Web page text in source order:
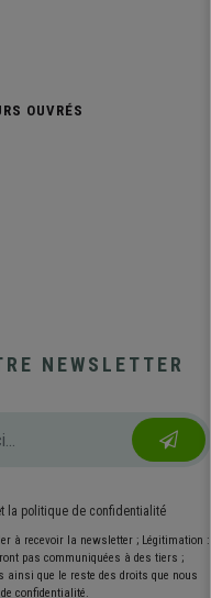
OUVRÉS
NEWSLETTER
la politique de confidentialité
à recevoir la newsletter ; Légitimation :
pas communiquées à des tiers ;
ainsi que le reste des droits que nous
confidentialité.